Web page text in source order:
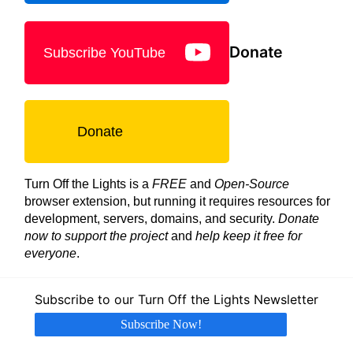
Subscribe YouTube Donate
Donate
Turn Off the Lights is a FREE and Open-Source
browser extension, but running it requires resources for
development, servers, domains, and security. Donate
now to support the projectand help keep it free for
everyone.
Subscribe to our Turn Off the Lights Newsletter
Subscribe Now!